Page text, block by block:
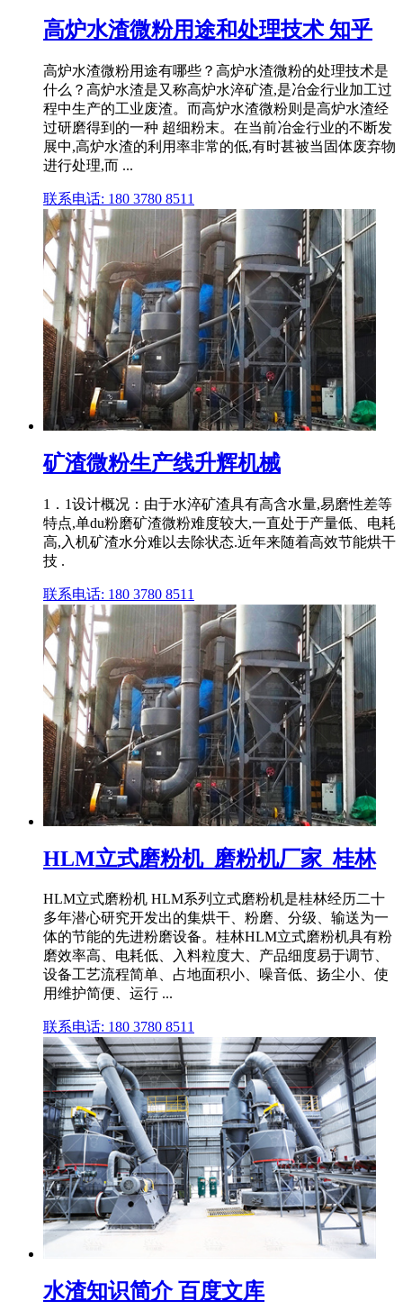
高炉水渣微粉用途和处理技术 知乎
高炉水渣微粉用途有哪些？高炉水渣微粉的处理技术是
什么？高炉水渣是又称高炉水淬矿渣,是冶金行业加工过
程中生产的工业废渣。而高炉水渣微粉则是高炉水渣经
过研磨得到的一种 超细粉末。在当前冶金行业的不断发
展中,高炉水渣的利用率非常的低,有时甚被当固体废弃物
进行处理,而 ...
联系电话: 180 3780 8511
矿渣微粉生产线升辉机械
1．1设计概况：由于水淬矿渣具有高含水量,易磨性差等
特点,单du粉磨矿渣微粉难度较大,一直处于产量低、电耗
高,入机矿渣水分难以去除状态.近年来随着高效节能烘干
技 .
联系电话: 180 3780 8511
HLM立式磨粉机_磨粉机厂家_桂林
HLM立式磨粉机 HLM系列立式磨粉机是桂林经历二十
多年潜心研究开发出的集烘干、粉磨、分级、输送为一
体的节能的先进粉磨设备。桂林HLM立式磨粉机具有粉
磨效率高、电耗低、入料粒度大、产品细度易于调节、
设备工艺流程简单、占地面积小、噪音低、扬尘小、使
用维护简便、运行 ...
联系电话: 180 3780 8511
水渣知识简介 百度文库